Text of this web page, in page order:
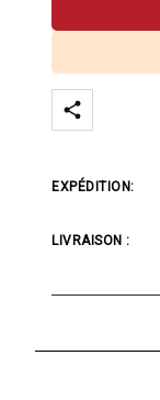
EXPÉDITION:
LIVRAISON :